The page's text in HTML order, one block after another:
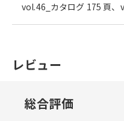
vol.46_カタログ 175 頁、
レビュー
総合評価